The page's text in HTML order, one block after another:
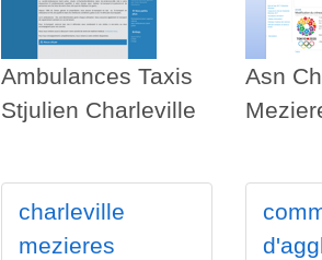
Ambulances Taxis
Stjulien Charleville
Asn
charleville
mezieres